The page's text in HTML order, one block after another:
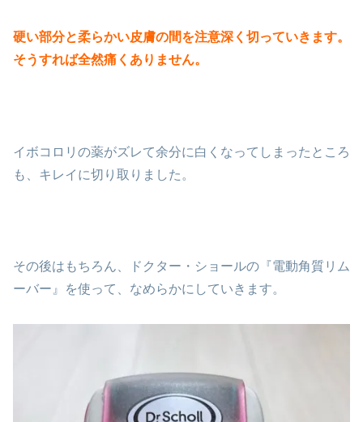
硬い部分と柔らかい皮膚の間を注意深く切っていきます。
そうすれば全然痛くありません。
イボコロリの薬がズレて余分に白くなってしまったところ
も、キレイに切り取りました。
その後はもちろん、ドクター・ショールの『電動角質リム
ーバー』を使って、なめらかにしていきます。